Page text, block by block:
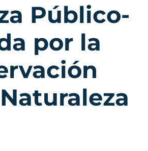
Público-
por la